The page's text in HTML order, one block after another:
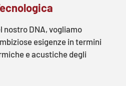
nostro DNA, vogliamo
esigenze in termini
e acustiche degli